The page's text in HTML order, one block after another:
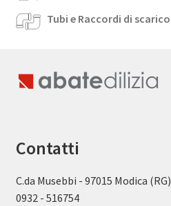
Tubi e Raccordi di scarico
Contatti
C.da Musebbi - 97015 Modica (RG)
0932 - 516754